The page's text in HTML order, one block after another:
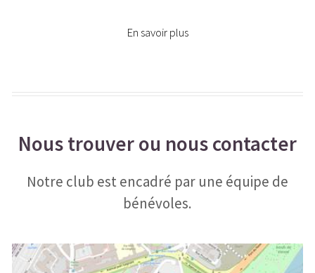
En savoir plus
Nous trouver ou nous contacter
Notre club est encadré par une équipe de
bénévoles.